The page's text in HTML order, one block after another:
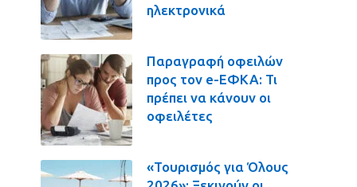
ηλεκτρονικά
Παραγραφή οφειλών
προς τον e-ΕΦΚΑ: Τι
πρέπει να κάνουν οι
οφειλέτες
«Τουρισμός για Όλους